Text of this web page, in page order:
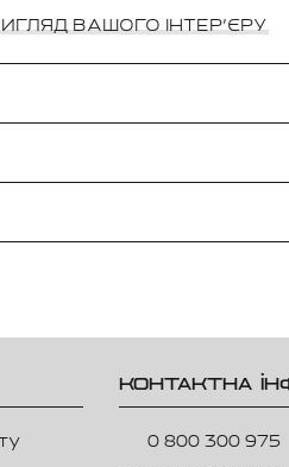
ВАШОГО ІНТЕР’ЄРУ
КОНТАКТНА
0 800 300 975